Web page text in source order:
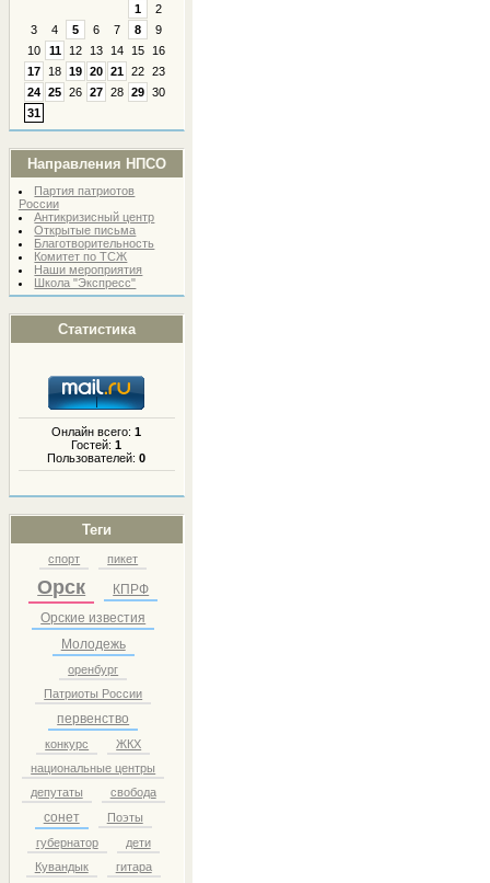
1
2
3
4 5 6 7 8
9
10
11 12 13 14 15
16
17
18 19 20 21 22 23
24 25 26 27 28 29 30
31
Направления НПСО
Партия патриотов
России
Антикризисный центр
Открытые письма
Благотворительность
Комитет по ТСЖ
Наши мероприятия
Школа "Экспресс"
Статистика
Онлайн всего:1
Гостей:1
Пользователей:0
Теги
спорт пикет
Орск
КПРФ
Орские известия
Молодежь
оренбург
Патриоты России
первенство
конкурс
ЖКХ
национальные центры
депутаты
свобода
сонет
Поэты
губернатор
дети
Кувандык
гитара